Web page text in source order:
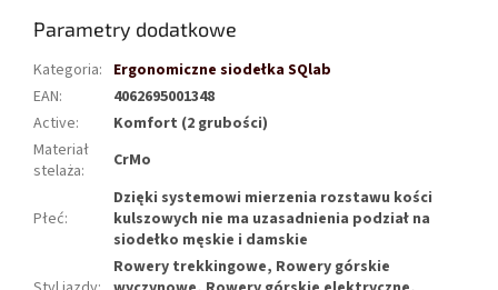
Parametry dodatkowe
Kategoria: Ergonomiczne siodełka SQlab
EAN:
4062695001348
Active:
Komfort (2 grubości)
Materiał
stelaża: CrMo
Płeć:
Dzięki systemowi mierzenia rozstawu kości
kulszowych nie ma uzasadnienia podział na
siodełko męskie i damskie
Rowery trekkingowe, Rowery górskie